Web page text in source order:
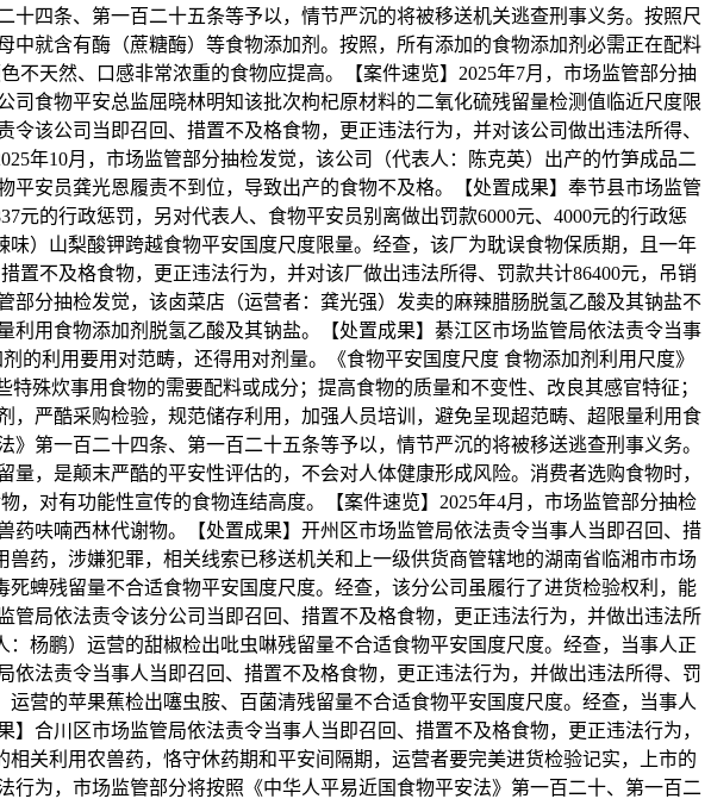
四条、第一百二十五条等予以，情节严沉的将被移送机关逃查刑事义务。按照尺
就含有酶（蔗糖酶）等食物添加剂。按照，所有添加的食物添加剂必需正在配料
天然、口感非常浓重的食物应提高。【案件速览】2025年7月，市场监管部分抽
食物平安总监屈晓林明知该批次枸杞原材料的二氧化硫残留量检测值临近尺度限
该公司当即召回、措置不及格食物，更正违法行为，并对该公司做出违法所得、
年10月，市场监管部分抽检发觉，该公司（代表人：陈克英）出产的竹笋成品二
安员龚光恩履责不到位，导致出产的食物不及格。【处置成果】奉节县市场监管
的行政惩罚，另对代表人、食物平安员别离做出罚款6000元、4000元的行政惩
）山梨酸钾跨越食物平安国度尺度限量。经查，该厂为耽误食物保质期，且一年
不及格食物，更正违法行为，并对该厂做出违法所得、罚款共计86400元，吊销
分抽检发觉，该卤菜店（运营者：龚光强）发卖的麻辣腊肠脱氢乙酸及其钠盐不
用食物添加剂脱氢乙酸及其钠盐。【处置成果】綦江区市场监管局依法责令当事
的利用要用对范畴，还得用对剂量。《食物平安国度尺度 食物添加剂利用尺度》
殊炊事用食物的需要配料或成分；提高食物的质量和不变性、改良其感官特征；
严酷采购检验，规范储存利用，加强人员培训，避免呈现超范畴、超限量利用食
第一百二十四条、第一百二十五条等予以，情节严沉的将被移送逃查刑事义务。
，是颠末严酷的平安性评估的，不会对人体健康形成风险。消费者选购食物时，
对有功能性宣传的食物连结高度。【案件速览】2025年4月，市场监管部分抽检
呋喃西林代谢物。【处置成果】开州区市场监管局依法责令当事人当即召回、措
药，涉嫌犯罪，相关线索已移送机关和上一级供货商管辖地的湖南省临湘市市场
蜱残留量不合适食物平安国度尺度。经查，该分公司虽履行了进货检验权利，能
局依法责令该分公司当即召回、措置不及格食物，更正违法行为，并做出违法所
杨鹏）运营的甜椒检出吡虫啉残留量不合适食物平安国度尺度。经查，当事人正
法责令当事人当即召回、措置不及格食物，更正违法行为，并做出违法所得、罚
营的苹果蕉检出噻虫胺、百菌清残留量不合适食物平安国度尺度。经查，当事人
合川区市场监管局依法责令当事人当即召回、措置不及格食物，更正违法行为，
关利用农兽药，恪守休药期和平安间隔期，运营者要完美进货检验记实，上市的
为，市场监管部分将按照《中华人平易近国食物平安法》第一百二十、第一百二